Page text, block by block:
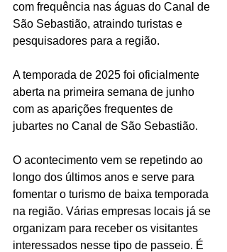
com frequência nas águas do Canal de
São Sebastião, atraindo turistas e
pesquisadores para a região.
A temporada de 2025 foi oficialmente
aberta na primeira semana de junho
com as aparições frequentes de
jubartes no Canal de São Sebastião.
O acontecimento vem se repetindo ao
longo dos últimos anos e serve para
fomentar o turismo de baixa temporada
na região. Várias empresas locais já se
organizam para receber os visitantes
interessados nesse tipo de passeio. É